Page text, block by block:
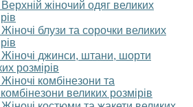
жіночий одяг великих
блузи та сорочки великих
джинси, штани, шорти
розмірів
комбінезони та
великих розмірів